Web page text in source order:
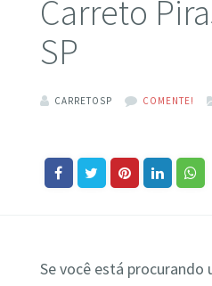
Carreto
SP
CARRETOSP COMENTE!
Se você está procurando